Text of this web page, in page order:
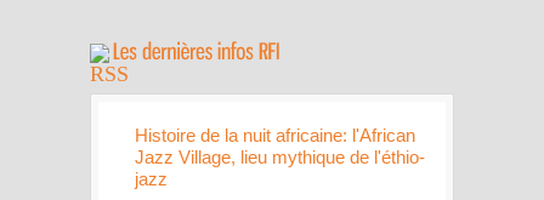
Histoire de la nuit africaine: l'African
Jazz Village, lieu mythique de l'éthio-
jazz